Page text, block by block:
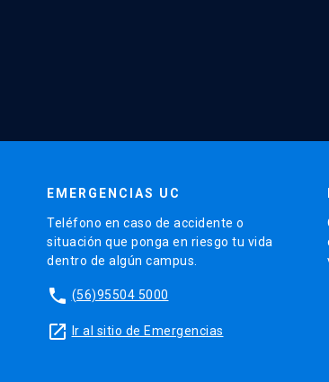
EMERGENCIAS UC
Teléfono en caso de accidente o
situación que ponga en riesgo tu vida
dentro de algún campus.
phone (56)95504 5000
launch Ir al sitio de Emergencias